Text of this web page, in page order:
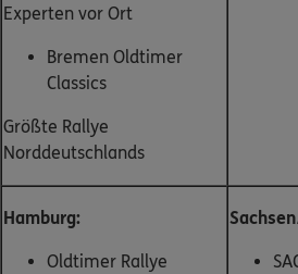
Experten vor Ort
Bremen Oldtimer
Classics
Größte Rallye
Norddeutschlands
Hamburg:
Oldtimer Rallye